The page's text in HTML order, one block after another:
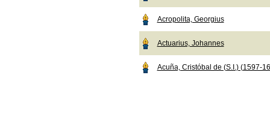
Acropolita, Georgius
Actuarius, Johannes
Acuña, Cristóbal de (S.I.) (1597-